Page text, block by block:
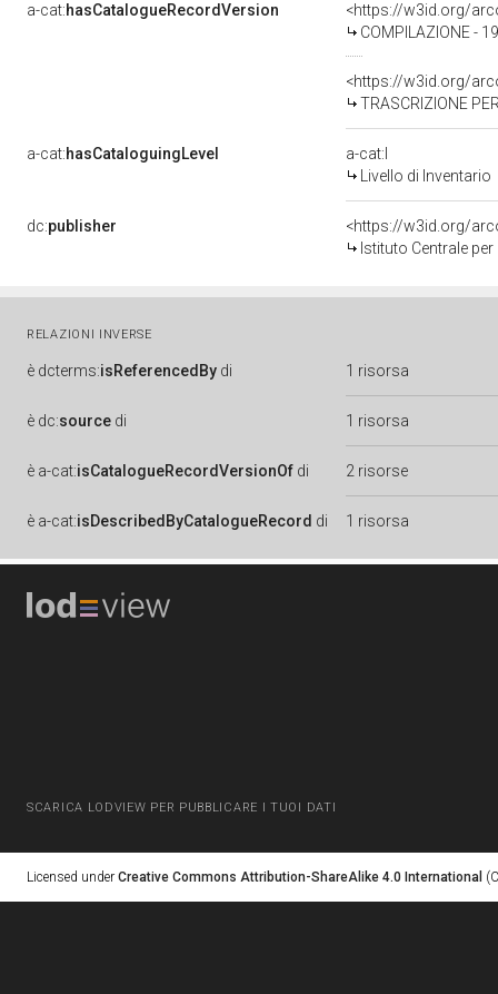
a-cat:hasCatalogueRecordVersion
<https://w3id.org/
COMPILAZIONE -
<https://w3id.org/
TRASCRIZIONE
a-cat:hasCataloguingLevel
a-cat:I
Livello di Inventario
dc:publisher
<https://w3id.org/
Istituto Centrale
RELAZIONI INVERSE
è dcterms:isReferencedBy di 1 risorsa
è dc:source di 1 risorsa
è a-cat:isCatalogueRecordVersionOf di 2 risorse
è a-cat:isDescribedByCatalogueRecord di 1 risorsa
SCARICA LODVIEW PER PUBBLICARE I TUOI DATI
Licensed under Creative Commons Attribution-ShareAlike 4.0 International